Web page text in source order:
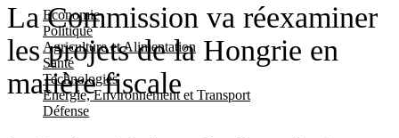
Economie
Politique
Agriculture et Alimentation
Santé
Technologies
Energie, Environnement et Transport
Défense
La Commission va réexaminer
les projets de la Hongrie en
matière fiscale